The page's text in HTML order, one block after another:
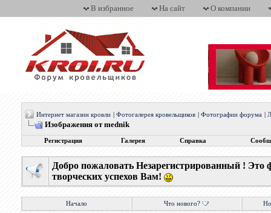
В избранное На сайт О компании
Интернет магазин кровли Фотогалерея кровельщиков Фотографии форума
Изображения от mednik
Регистрация Галерея Справка
Добро пожаловать Незарегистрированный !
творческих успехов Вам!
Начало Что нового?